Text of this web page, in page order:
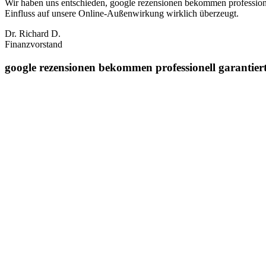
Wir haben uns entschieden, google rezensionen bekommen
Einfluss auf unsere Online‑Außenwirkung wirklich überzeugt.
Dr. Richard D.
Finanzvorstand
google rezensionen bekommen professionell